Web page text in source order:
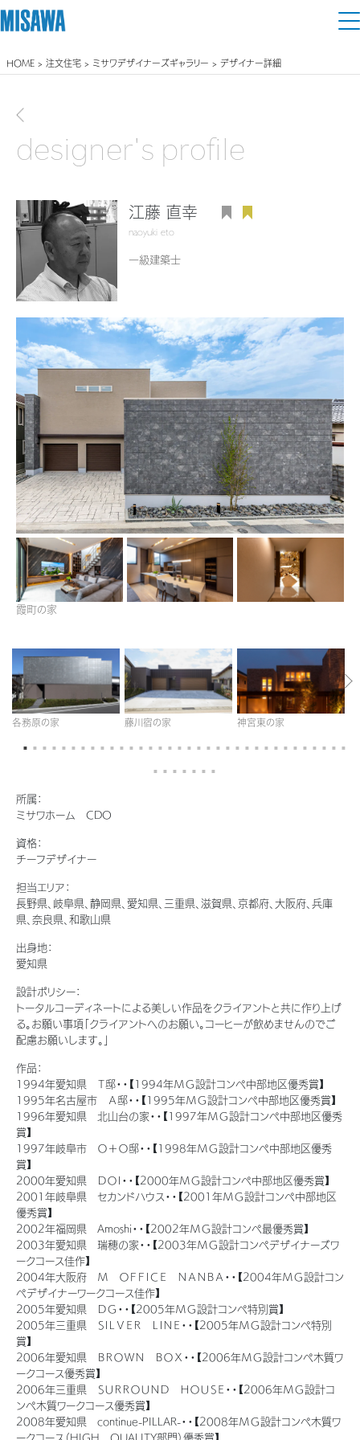
住まい
建てる
商品ラインアップ
デザイン
テクノロジー（住まいの性能）
建築事例・建築実例
デザイナーズギャラリー
インテリア
住まいづくりガイド
買う
分譲住宅（建売・土地）検索
中古住宅検索
スムストック検索
分譲マンション検索
売る [MISAWA RELAY]
住まいの売却
これから住まいをご検討の方
多彩な動画やこだわりが詰まった建築実例、注目の最新情報など、住まい
づくりを楽しく学べるデジタルラウンジです。
ホームラウンジ 新築・戸建て
個人のお客さま
賃貸住宅
賃貸併用住宅
店舗・各種施設
土地活用モデルルーム見学
土地活用実例
法人のお客さま
企業不動産活用（CRE）戦略
社宅建築
医療・介護・子育て・障がい福祉施設
これから土地活用・賃貸経営をご検討の方
役立つ多彩な情報を幅広くお届けします。
ホームラウンジ 土地活用・賃貸経営
戸建て・マンション
ミサワリフォームとは
リフォームの流れ
リフォームメニュー
リフォーム事例
事業用
事業用リノベーション
ホテル・旅館リフォーム
リフォーム営業所
これからリフォームをご検討の方
実例動画や基礎知識、収納の工夫など、理想の住まいを叶えるリフォーム
の具体策とアイデアを豊富にご用意しています。
ホームラウンジ リフォーム
まちづくり
複合開発・投資開発
複合開発事業（ASMACI-アスマチ-）
再開発・官民連携事業
分譲マンション開発事業
収益不動産・投資開発事業
建築再生事業
事業用売買
事業用地・事業用建物
分譲用地
すべてのフィールドに新しい価値をデザインし、持続可能な未来志向のま
ちづくりを実現していきます。
ミサワゼネラルソリューション
オーナーサポート
サポートメニュー
住まいるりんぐ（ロングサポート）
保証制度
アフターメンテナンス
ミサワリフォーム
ご相談窓口
お客様センター
ミサワホームオーナーさま・リフォーム工事ご契約者さまとミサワホームを
結ぶコミュニケーションサイト。お得・便利・安心なコンテンツや、ミサワホ
企業・ IR情報
企業・IR
ニュース
MISAWAについて
ミサワホームグループ
IR情報
SDGs
採用情報
新卒者採用
障がい者採用
ウエルネス事業
海外事業
ミサワアイデンティティ
展示場・イベント情報
住まいのご相談
HOME > 注文住宅 > ミサワデザイナーズギャラリー > デザイナー詳細
designer's profile
江藤 直幸
naoyuki eto
一級建築士
霞町の家
各務原の家 藤川宿の家 神宮東の家
所属：
ミサワホーム CDO
資格：
チーフデザイナー
担当エリア：
長野県、岐阜県、静岡県、愛知県、三重県、滋賀県、京都府、大阪府、兵庫
県、奈良県、和歌山県
出身地：
愛知県
設計ポリシー：
トータルコーディネートによる美しい作品をクライアントと共に作り上げ
る。お願い事項「クライアントへのお願い。コーヒーが飲めませんのでご
配慮お願いします。」
作品：
1994年愛知県 Ｔ邸・・【1994年ＭＧ設計コンペ中部地区優秀賞】
1995年名古屋市 Ａ邸・・【1995年ＭＧ設計コンペ中部地区優秀賞】
1996年愛知県 北山台の家・・【1997年ＭＧ設計コンペ中部地区優秀
賞】
1997年岐阜市 Ｏ＋Ｏ邸・・【1998年ＭＧ設計コンペ中部地区優秀
賞】
2000年愛知県 ＤＯＩ・・【2000年ＭＧ設計コンペ中部地区優秀賞】
2001年岐阜県 セカンドハウス・・【2001年ＭＧ設計コンペ中部地区
優秀賞】
2002年福岡県 Amoshi・・【2002年ＭＧ設計コンペ最優秀賞】
2003年愛知県 瑞穂の家・・【2003年ＭＧ設計コンペデザイナーズワ
ークコース佳作】
2004年大阪府 Ｍ ＯＦＦＩＣＥ ＮＡＮＢＡ・・【2004年ＭＧ設計コン
ペデザイナーワークコース佳作】
2005年愛知県 ＤＧ・・【2005年ＭＧ設計コンペ特別賞】
2005年三重県 ＳＩＬＶＥＲ ＬＩＮＥ・・【2005年ＭＧ設計コンペ特別
賞】
2006年愛知県 ＢＲＯＷＮ ＢＯＸ・・【2006年ＭＧ設計コンペ木質ワ
ークコース優秀賞】
2006年三重県 ＳＵＲＲＯＵＮＤ ＨＯＵＳＥ・・【2006年ＭＧ設計コ
ンペ木質ワークコース優秀賞】
2008年愛知県 continue-PILLAR-・・【2008年ＭＧ設計コンペ木質ワ